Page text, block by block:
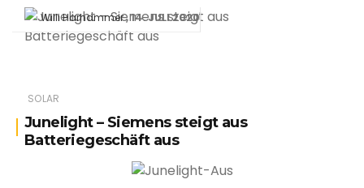
SOLAR
Junelight – Siemens steigt aus
Batteriegeschäft aus
Willi Harhammer 14. JULI 2020